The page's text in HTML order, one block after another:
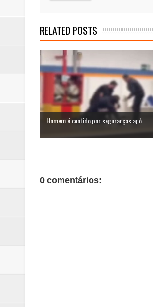
RELATED POSTS
Homem é contido por seguranças apó...
0 comentários: